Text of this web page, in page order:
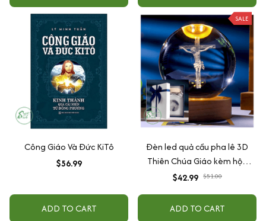
Công Giáo Và Đức KiTô
$56.99
ADD TO CART
SALE
Đèn led quả cầu pha lê 3D
Thiên Chúa Giáo kèm hộp
đựng quà tặng
$42.99 $51.00
ADD TO CART